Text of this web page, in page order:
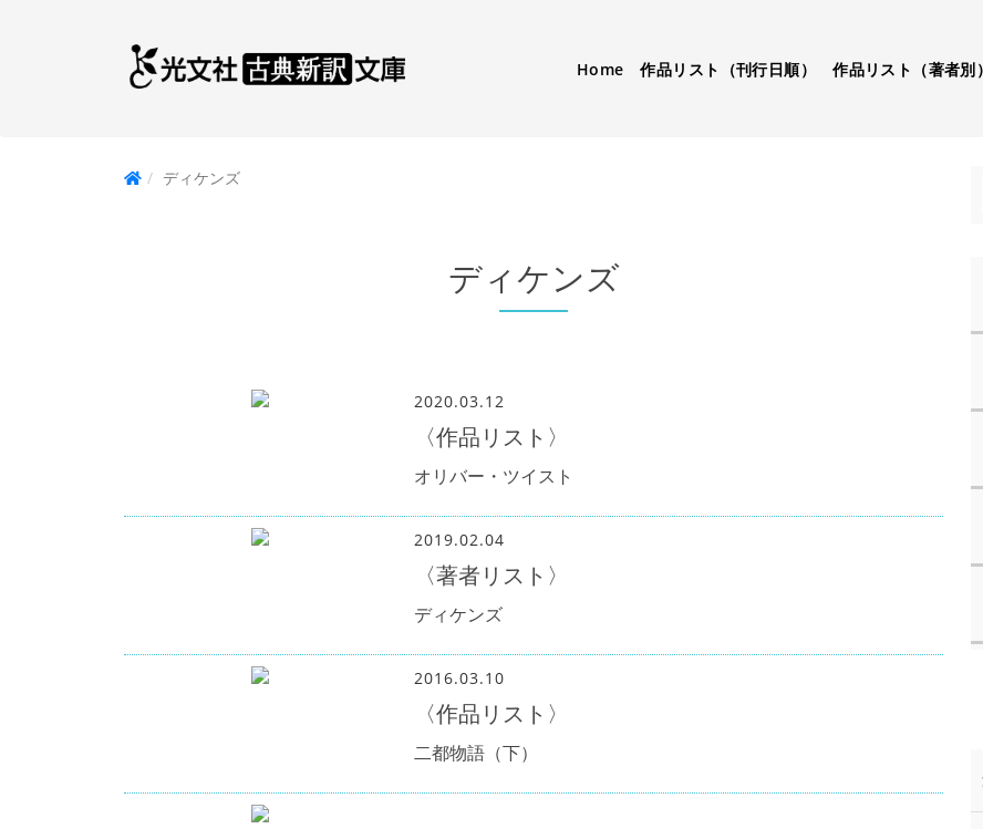
Home 作品リスト（刊行日順） 作品リスト（著者別）
ディケンズ
ディケンズ
2020.03.12
〈作品リスト〉
オリバー・ツイスト
2019.02.04
〈著者リスト〉
ディケンズ
2016.03.10
〈作品リスト〉
二都物語（下）